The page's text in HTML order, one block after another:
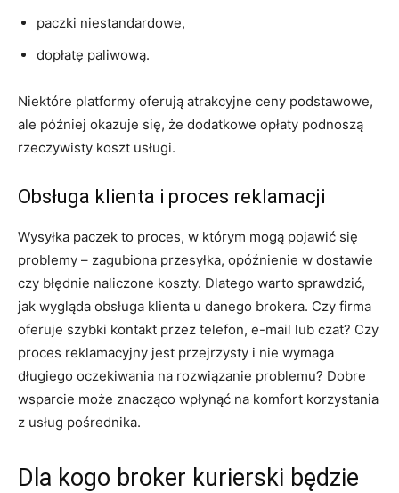
paczki niestandardowe,
dopłatę paliwową.
Niektóre platformy oferują atrakcyjne ceny podstawowe,
ale później okazuje się, że dodatkowe opłaty podnoszą
rzeczywisty koszt usługi.
Obsługa klienta i proces reklamacji
Wysyłka paczek to proces, w którym mogą pojawić się
problemy – zagubiona przesyłka, opóźnienie w dostawie
czy błędnie naliczone koszty. Dlatego warto sprawdzić,
jak wygląda obsługa klienta u danego brokera. Czy firma
oferuje szybki kontakt przez telefon, e-mail lub czat? Czy
proces reklamacyjny jest przejrzysty i nie wymaga
długiego oczekiwania na rozwiązanie problemu? Dobre
wsparcie może znacząco wpłynąć na komfort korzystania
z usług pośrednika.
Dla kogo broker kurierski będzie